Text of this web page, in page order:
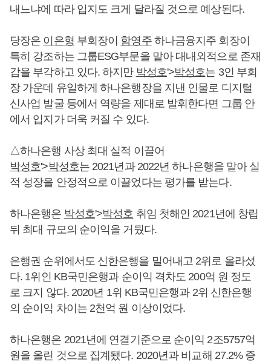
내느냐에 따라 입지도 크게 달라질 것으로 예상된다.
당장은 이은형 부회장이 함영주하나금융지주 회장이
특히 강조하는 그룹ESG부문을 맡아 대내외적으로 존재
감을 부각하고 있다. 하지만 박성호'>박성호는 3인 부회
장 가운데 유일하게 하나은행장을 지낸 인물로 디지털
신사업 발굴 등에서 역량을 제대로 발휘한다면 그룹 안
에서 입지가 더욱 커질 수 있다.
△하나은행 사상 최대 실적 이끌어
박성호'>박성호는 2021년과 2022년 하나은행을 맡아 실
적 성장을 안정적으로 이끌었다는 평가를 받는다.
하나은행은 박성호'>박성호 취임 첫해인 2021년에 창립
뒤 최대 규모의 순이익을 거뒀다.
은행권 순위에서도 신한은행을 밀어내고 2위로 올라섰
다. 1위인 KB국민은행과 순이익 격차도 200억 원 정도
로 크지 않다. 2020년 1위 KB국민은행과 2위 신한은행
의 순이익 차이는 2천억 원 이상이었다.
하나은행은 2021년에 연결기준으로 순이익 2조5757억
원을 올린 것으로 집계됐다. 2020년과 비교해 27.2% 증